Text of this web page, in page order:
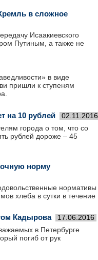
в сложное
Исаакиевского
Путиным, а также не
в виде
пришли к ступеням
на 10 рублей 02.11.2016
города о том, что со
рублей дороже – 45
норму
нормативы
хлеба в сутки в течение
Кадырова 17.06.2016
в Петербурге
погиб от рук